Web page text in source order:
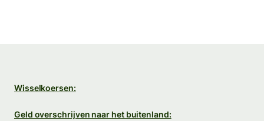
Wisselkoersen:
Geld overschrijven naar het buitenland: